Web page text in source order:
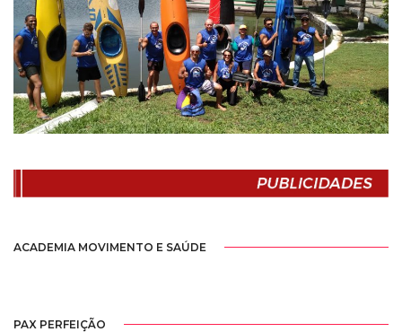
ACADEMIA MOVIMENTO E SAÚDE
PAX PERFEIÇÃO